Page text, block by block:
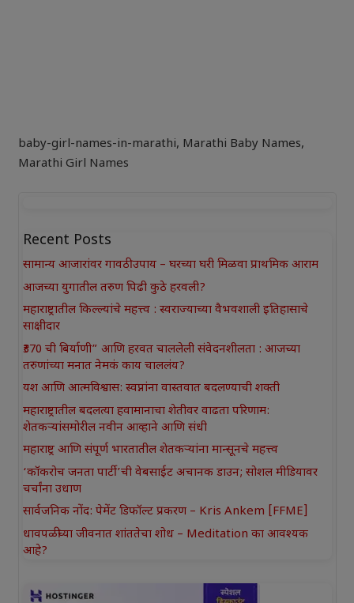
baby-girl-names-in-marathi, Marathi Baby Names,
Marathi Girl Names
Recent Posts
सामान्य आजारांवर गावठी उपाय – घरच्या घरी मिळवा प्राथमिक आराम
आजच्या युगातील तरुण पिढी कुठे हरवली?
महाराष्ट्रातील किल्ल्यांचे महत्त्व : स्वराज्याच्या वैभवशाली इतिहासाचे
साक्षीदार
₹370 ची बिर्याणी” आणि हरवत चाललेली संवेदनशीलता : आजच्या
तरुणांच्या मनात नेमकं काय चाललंय?
यश आणि आत्मविश्वास: स्वप्नांना वास्तवात बदलण्याची शक्ती
महाराष्ट्रातील बदलत्या हवामानाचा शेतीवर वाढता परिणाम:
शेतकऱ्यांसमोरील नवीन आव्हाने आणि संधी
महाराष्ट्र आणि संपूर्ण भारतातील शेतकऱ्यांना मान्सूनचे महत्त्व
‘कॉकरोच जनता पार्टी’ची वेबसाईट अचानक डाउन; सोशल मीडियावर
चर्चांना उधाण
सार्वजनिक नोंद: पेमेंट डिफॉल्ट प्रकरण – Kris Ankem [FFME]
धावपळीच्या जीवनात शांततेचा शोध – Meditation का आवश्यक
आहे?